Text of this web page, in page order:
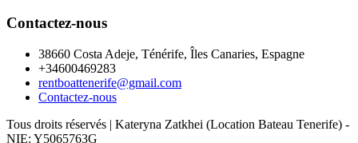
Contactez-nous
38660 Costa Adeje, Ténérife, Îles Canaries, Espagne
+34600469283
rentboattenerife@gmail.com
Contactez-nous
Tous droits réservés | Kateryna Zatkhei (Location Bateau Tenerife) -
NIE: Y5065763G